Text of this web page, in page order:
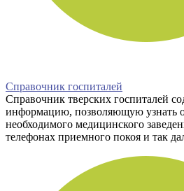
Справочник госпиталей
Справочник тверских госпиталей
информацию, позволяющую узнать
необходимого медицинского
телефонах приемного покоя и так